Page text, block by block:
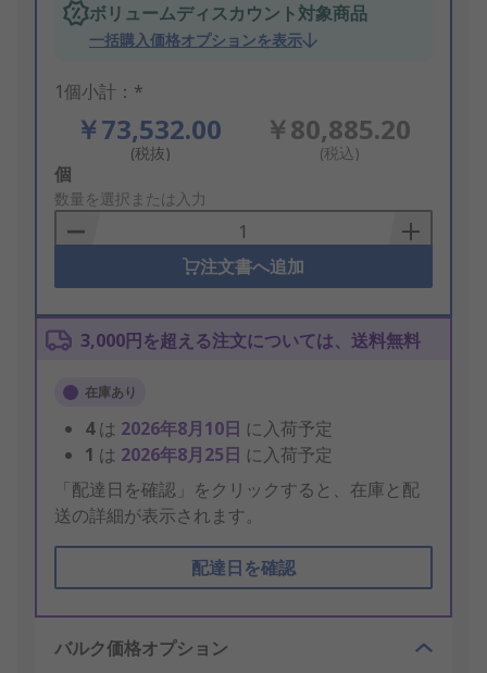
ボリュームディスカウント対象商品
一括購入価格オプションを表示
1個小計：*
￥73,532.00
(税抜)
￥80,885.20
(税込)
Add
to
Basket
個
数量を選択または入力
注文書へ追加
3,000円を超える注文については、送料無料
在庫あり
4は 2026年8月10日 に入荷予定
1 は 2026年8月25日 に入荷予定
「配達日を確認」をクリックすると、在庫と配
送の詳細が表示されます。
配達日を確認
バルク価格オプション